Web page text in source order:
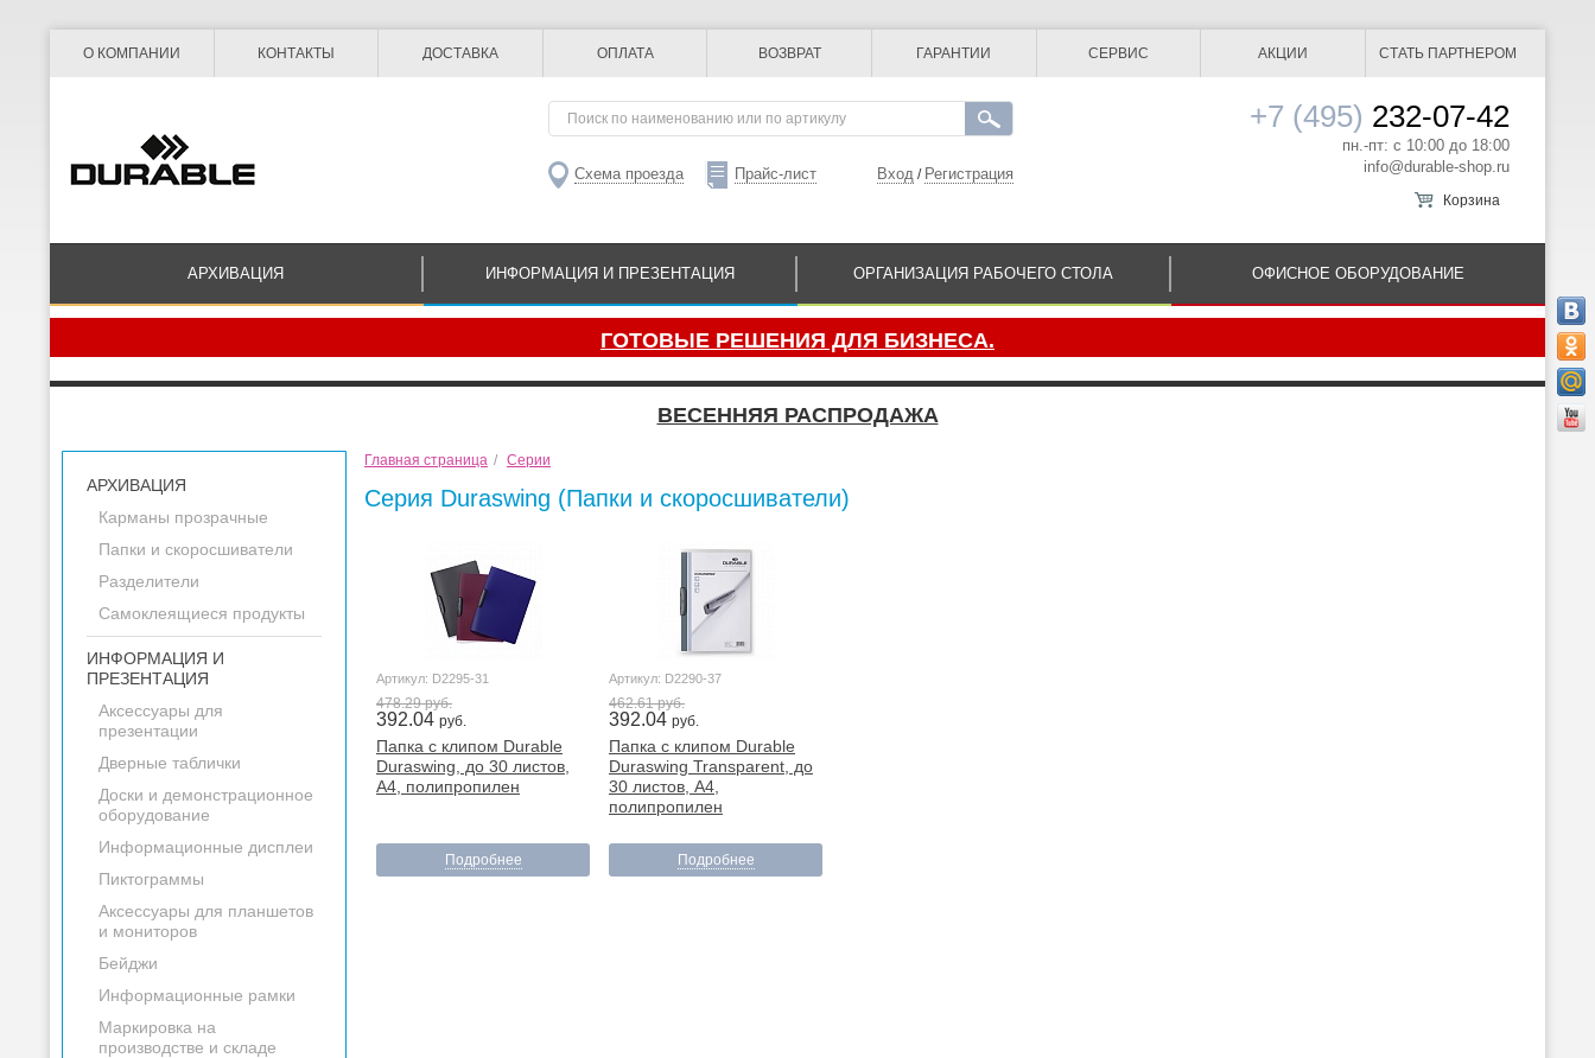
О КОМПАНИИ КОНТАКТЫ ДОСТАВКА ОПЛАТА ВОЗВРАТ ГАРАНТИИ СЕРВИС АКЦИИ СТАТЬ ПАРТНЕРОМ
Схема проезда Прайс-лист Вход / Регистрация
+7 (495) 232-07-42
пн.-пт: с 10:00 до 18:00
info@durable-shop.ru
Корзина
АРХИВАЦИЯ ИНФОРМАЦИЯ И ПРЕЗЕНТАЦИЯ ОРГАНИЗАЦИЯ РАБОЧЕГО СТОЛА ОФИСНОЕ ОБОРУДОВАНИЕ
ГОТОВЫЕ РЕШЕНИЯ ДЛЯ БИЗНЕСА.
ВЕСЕННЯЯ РАСПРОДАЖА
АРХИВАЦИЯ
Карманы прозрачные
Папки и скоросшиватели
Разделители
Самоклеящиеся продукты
ИНФОРМАЦИЯ И
ПРЕЗЕНТАЦИЯ
Аксессуары для
презентации
Дверные таблички
Доски и демонстрационное
оборудование
Информационные дисплеи
Пиктограммы
Аксессуары для планшетов
и мониторов
Бейджи
Информационные рамки
Маркировка на
производстве и складе
Главная страница / Серии
Cерия Duraswing (Папки и скоросшиватели)
Артикул: D2295-31
478.29 руб.
392.04 руб.
Папка с клипом Durable
Duraswing, до 30 листов,
А4, полипропилен
Подробнее
Артикул: D2290-37
462.61 руб.
392.04 руб.
Папка с клипом Durable
Duraswing Transparent, до
30 листов, А4,
полипропилен
Подробнее